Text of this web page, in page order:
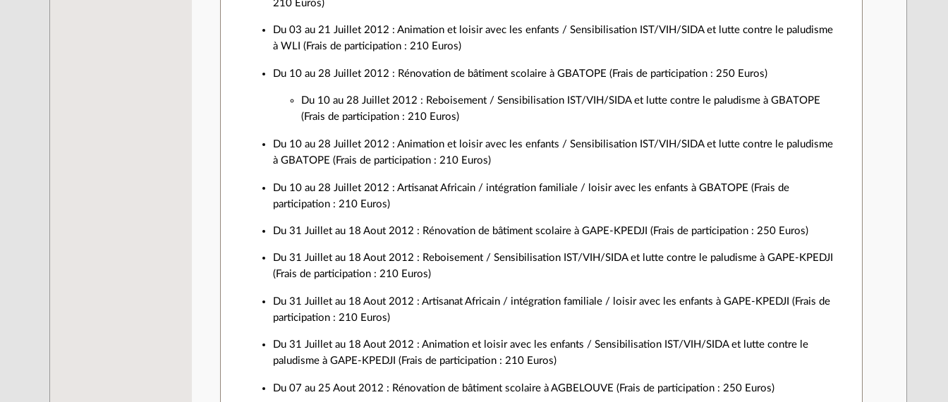
210 Euros)
Du 03 au 21 Juillet 2012 : Animation et loisir avec les enfants / Sensibilisation IST/VIH/SIDA et lutte contre le paludisme
à WLI (Frais de participation : 210 Euros)
Du 10 au 28 Juillet 2012 : Rénovation de bâtiment scolaire à GBATOPE (Frais de participation : 250 Euros)
Du 10 au 28 Juillet 2012 : Reboisement / Sensibilisation IST/VIH/SIDA et lutte contre le paludisme à GBATOPE
(Frais de participation : 210 Euros)
Du 10 au 28 Juillet 2012 : Animation et loisir avec les enfants / Sensibilisation IST/VIH/SIDA et lutte contre le paludisme
à GBATOPE (Frais de participation : 210 Euros)
Du 10 au 28 Juillet 2012 : Artisanat Africain / intégration familiale / loisir avec les enfants à GBATOPE (Frais de
participation : 210 Euros)
Du 31 Juillet au 18 Aout 2012 : Rénovation de bâtiment scolaire à GAPE-KPEDJI (Frais de participation : 250 Euros)
Du 31 Juillet au 18 Aout 2012 : Reboisement / Sensibilisation IST/VIH/SIDA et lutte contre le paludisme à GAPE-KPEDJI
(Frais de participation : 210 Euros)
Du 31 Juillet au 18 Aout 2012 : Artisanat Africain / intégration familiale / loisir avec les enfants à GAPE-KPEDJI (Frais de
participation : 210 Euros)
Du 31 Juillet au 18 Aout 2012 : Animation et loisir avec les enfants / Sensibilisation IST/VIH/SIDA et lutte contre le
paludisme à GAPE-KPEDJI (Frais de participation : 210 Euros)
Du 07 au 25 Aout 2012 : Rénovation de bâtiment scolaire à AGBELOUVE (Frais de participation : 250 Euros)